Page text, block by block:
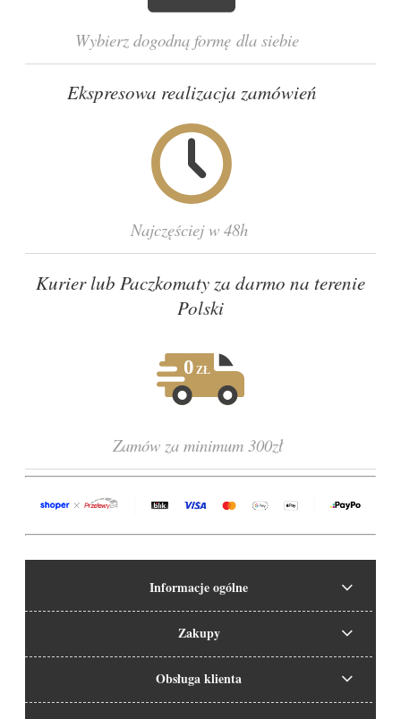
Wybierz dogodną formę dla siebie
Ekspresowa realizacja zamówień
Najczęściej w 48h
Kurier lub Paczkomaty za darmo na terenie
Polski
Zamów za minimum 300zł
Informacje ogólne
Zakupy
Obsługa klienta